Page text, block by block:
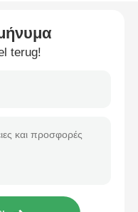
terug!